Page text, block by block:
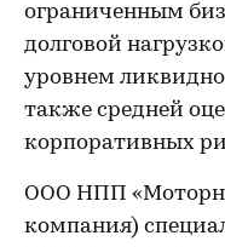
ограниченным
долговой
уровнем
также средней
корпоративных
ООО НПП
компания)